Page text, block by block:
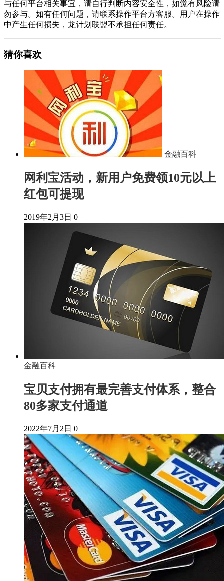
与任何平台相关事宜，请自行判断内容安全性，如觉有风险请
勿参与。如有任何问题，请联系操作平台方客服。用户在操作
中产生任何损失，龙计划联盟不承担任何责任。
猜你喜欢
金融百科
网利宝活动，新用户免费领10元以上
红包可提现
2019年2月3日 0
金融百科
宝贝支付拥有最完善支付体系，整合
80多家支付通道
2022年7月2日 0